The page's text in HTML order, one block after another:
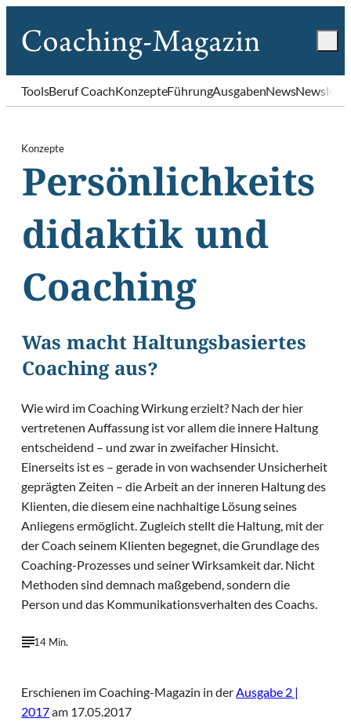
ToolsBeruf CoachKonzepteFührungAusgabenNews
Konzepte
Persönlichkeits
didaktik und
Coaching
Was macht Haltungsbasiertes
Coaching aus?
Wie wird im Coaching Wirkung erzielt? Nach der hier
vertretenen Auffassung ist vor allem die innere Haltung
entscheidend – und zwar in zweifacher Hinsicht.
Einerseits ist es – gerade in von wachsender Unsicherheit
geprägten Zeiten – die Arbeit an der inneren Haltung des
Klienten, die diesem eine nachhaltige Lösung seines
Anliegens ermöglicht. Zugleich stellt die Haltung, mit der
der Coach seinem Klienten begegnet, die Grundlage des
Coaching-Prozesses und seiner Wirksamkeit dar. Nicht
Methoden sind demnach maßgebend, sondern die
Person und das Kommunikationsverhalten des Coachs.
14 Min.
Erschienen im Coaching-Magazin in derAusgabe 2 |
2017am 17.05.2017